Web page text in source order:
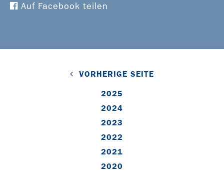
Auf Facebook teilen
VORHERIGE SEITE
2025
2024
2023
2022
2021
2020